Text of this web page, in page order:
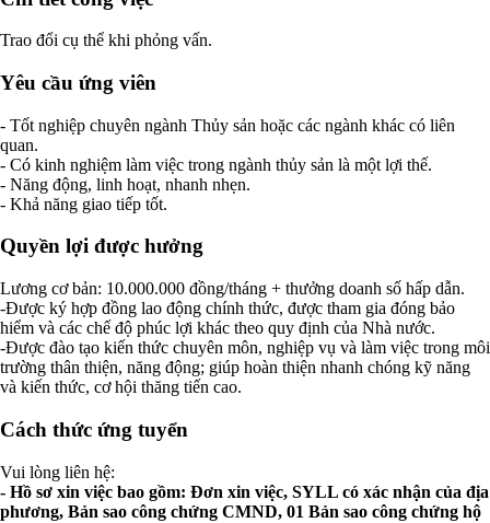
Trao đổi cụ thể khi phỏng vấn.
Yêu cầu ứng viên
- Tốt nghiệp chuyên ngành Thủy sản hoặc các ngành khác có liên
quan.
- Có kinh nghiệm làm việc trong ngành thủy sản là một lợi thế.
- Năng động, linh hoạt, nhanh nhẹn.
- Khả năng giao tiếp tốt.
Quyền lợi được hưởng
Lương cơ bản: 10.000.000 đồng/tháng + thưởng doanh số hấp dẫn.
-Được ký hợp đồng lao động chính thức, được tham gia đóng bảo
hiểm và các chế độ phúc lợi khác theo quy định của Nhà nước.
-Được đào tạo kiến thức chuyên môn, nghiệp vụ và làm việc trong môi
trường thân thiện, năng động; giúp hoàn thiện nhanh chóng kỹ năng
và kiến thức, cơ hội thăng tiến cao.
Cách thức ứng tuyển
Vui lòng liên hệ:
- Hồ sơ xin việc bao gồm: Đơn xin việc, SYLL có xác nhận của địa
phương, Bản sao công chứng CMND, 01 Bản sao công chứng hộ